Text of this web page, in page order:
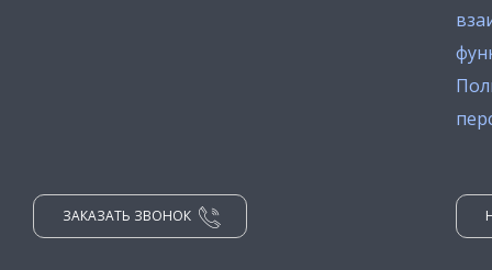
ЗАКАЗАТЬ ЗВОНОК